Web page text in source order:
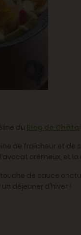
du Blog de
de fraîcheur et de
crémeux,
de sauce
déjeuner d'hiver !